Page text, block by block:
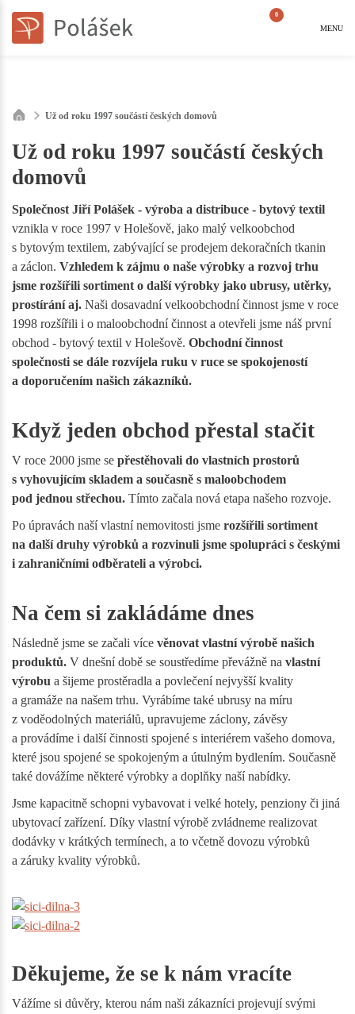
0
MENU
Už od roku 1997 součástí českých domovů
Už od roku 1997 součástí českých
domovů
Společnost Jiří Polášek - výroba a distribuce - bytový textil
vznikla v roce 1997 v Holešově, jako malý velkoobchod
s bytovým textilem, zabývající se prodejem dekoračních tkanin
a záclon. Vzhledem k zájmu o naše výrobky a rozvoj trhu
jsme rozšířili sortiment o další výrobky jako ubrusy, utěrky,
prostírání aj. Naši dosavadní velkoobchodní činnost jsme v roce
1998 rozšířili i o maloobchodní činnost a otevřeli jsme náš první
obchod - bytový textil v Holešově. Obchodní činnost
společnosti se dále rozvíjela ruku v ruce se spokojeností
a doporučením našich zákazníků.
Když jeden obchod přestal stačit
V roce 2000 jsme se přestěhovali do vlastních prostorů
s vyhovujícím skladem a současně s maloobchodem
pod jednou střechou. Tímto začala nová etapa našeho rozvoje.
Po úpravách naší vlastní nemovitosti jsme rozšířili sortiment
na další druhy výrobků a rozvinuli jsme spolupráci s českými
i zahraničními odběrateli a výrobci.
Na čem si zakládáme dnes
Následně jsme se začali více věnovat vlastní výrobě našich
produktů. V dnešní době se soustředíme převážně na vlastní
výrobu a šijeme prostěradla a povlečení nejvyšší kvality
a gramáže na našem trhu. Vyrábíme také ubrusy na míru
z voděodolných materiálů, upravujeme záclony, závěsy
a provádíme i další činnosti spojené s interiérem vašeho domova,
které jsou spojené se spokojeným a útulným bydlením. Současně
také dovážíme některé výrobky a doplňky naší nabídky.
Jsme kapacitně schopni vybavovat i velké hotely, penziony či jiná
ubytovací zařízení. Díky vlastní výrobě zvládneme realizovat
dodávky v krátkých termínech, a to včetně dovozu výrobků
a záruky kvality výrobků.
Děkujeme, že se k nám vracíte
Vážíme si důvěry, kterou nám naši zákazníci projevují svými